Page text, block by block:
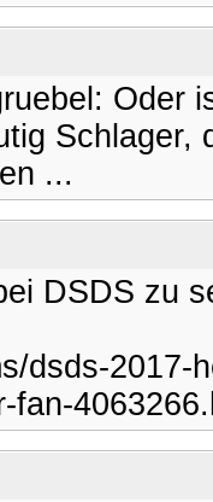
Oder
Schlager,
...
DSDS zu
dsds-2017-
fan-